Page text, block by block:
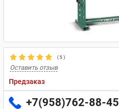
(5)
Оставить отзыв
Предзаказ
+7(958)762-88-45